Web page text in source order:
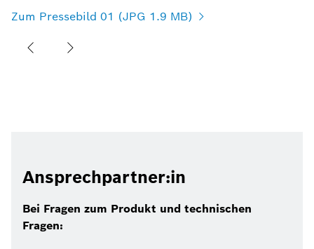
Zum Pressebild 01 (JPG 1.9 MB)
Ansprechpartner:in
Bei Fragen zum Produkt und technischen
Fragen: